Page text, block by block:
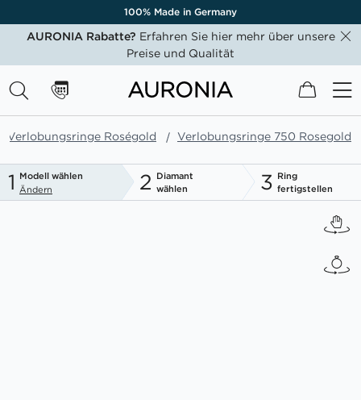
100% Made in Germany
AURONIA Rabatte? Erfahren Sie hier mehr über unsere
Preise und Qualität
Mein
Verlobungsringe Roségold Verlobungsringe 750 Rosegold
1 Modell wählen
Ändern
2 Diamant
wählen
3 Ring
fertigstellen